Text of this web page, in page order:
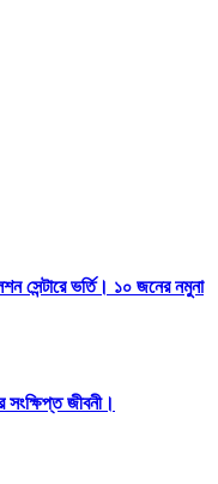
সেন্টারে ভর্তি। ১০ জনের নমুনা
জীবনী।